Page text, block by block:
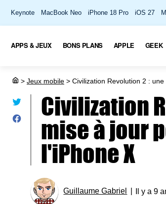
Keynote MacBook Neo iPhone 18 Pro iOS 27
APPS & JEUX BONS PLANS APPLE GEEK
> Jeux mobile > Civilization Revolution 2 :
Civilization
mise à jour
l'iPhone X
Guillaume Gabriel Il y a 9